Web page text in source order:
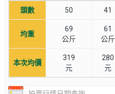
頭數 50 41
均重
69
公斤
61
公斤
本次均價
319
元
280
元